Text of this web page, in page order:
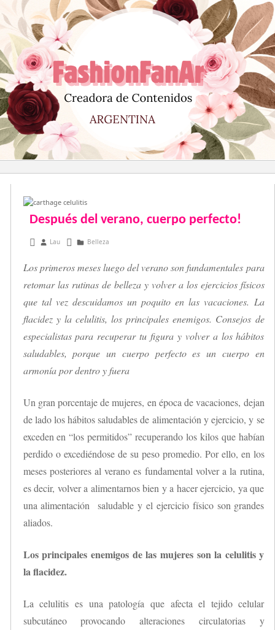
al
contenido
Después del verano, cuerpo perfecto!
abril 2, 2014
Lau Belleza
Los primeros meses luego del verano son fundamentales para
retomar las rutinas de belleza y volver a los ejercicios físicos
que tal vez descuidamos un poquito en las vacaciones. La
flacidez y la celulitis, los principales enemigos. Consejos de
especialistas para recuperar tu figura y volver a los hábitos
saludables, porque un cuerpo perfecto es un cuerpo en
armonía por dentro y fuera
Un gran porcentaje de mujeres, en época de vacaciones, dejan
de lado los hábitos saludables de alimentación y ejercicio, y se
exceden en “los permitidos” recuperando los kilos que habían
perdido o excediéndose de su peso promedio. Por ello, en los
meses posteriores al verano es fundamental volver a la rutina,
es decir, volver a alimentarnos bien y a hacer ejercicio, ya que
una alimentación saludable y el ejercicio físico son grandes
aliados.
Los principales enemigos de las mujeres son la celulitis y
la flacidez.
La celulitis es una patología que afecta el tejido celular
subcutáneo provocando alteraciones circulatorias y